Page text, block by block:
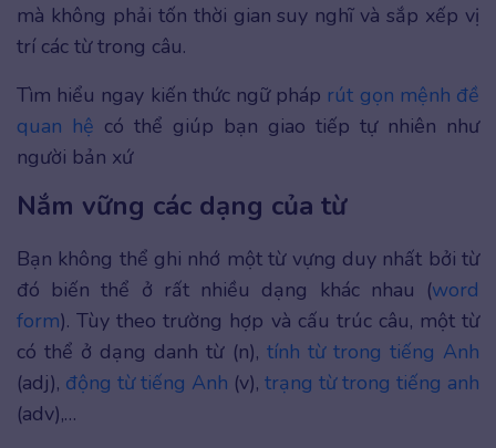
mà không phải tốn thời gian suy nghĩ và sắp xếp vị
trí các từ trong câu.
Tìm hiểu ngay kiến thức ngữ pháp rút gọn mệnh đề
quan hệ có thể giúp bạn giao tiếp tự nhiên như
người bản xứ
Nắm vững các dạng của từ
Bạn không thể ghi nhớ một từ vựng duy nhất bởi từ
đó biến thể ở rất nhiều dạng khác nhau (word
form). Tùy theo trường hợp và cấu trúc câu, một từ
có thể ở dạng danh từ (n), tính từ trong tiếng Anh
(adj), động từ tiếng Anh (v), trạng từ trong tiếng anh
(adv),…